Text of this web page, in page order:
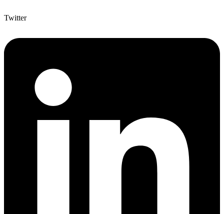
Twitter